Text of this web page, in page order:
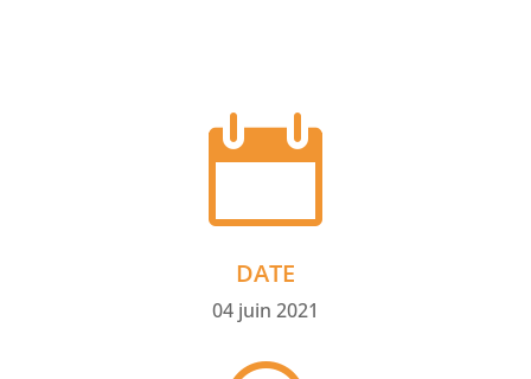

DATE
04 juin 2021